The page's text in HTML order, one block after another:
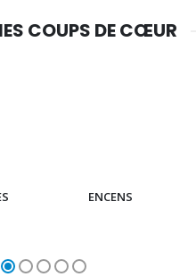
COUPS DE CŒUR
ENCENS